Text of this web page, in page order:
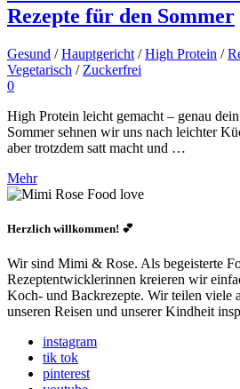
Rezepte für den Sommer
Gesund /Hauptgericht /High Protein /
Vegetarisch / Zuckerfrei
0
High Protein leicht gemacht – genau
Sommer sehnen wir uns nach leichter
aber trotzdem satt macht und …
Mehr
Herzlich willkommen! 💕
Wir sind Mimi & Rose. Als begeisterte
Rezeptentwicklerinnen kreieren wir
Koch- und Backrezepte. Wir teilen viele
unseren Reisen und unserer Kindheit
instagram
tik tok
pinterest